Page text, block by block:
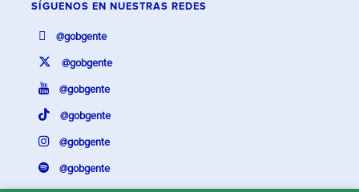
SÍGUENOS EN NUESTRAS REDES
@gobgente
@gobgente
@gobgente
@gobgente
@gobgente
@gobgente